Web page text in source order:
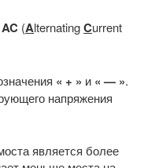
AC (AlternatingCurrent
« + » и « — ».
напряжения
является более